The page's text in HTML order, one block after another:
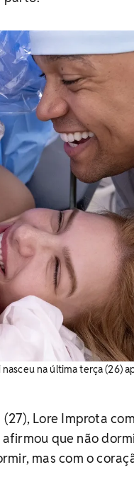
na última terça (26)
Lore Improta
que não
mas com o